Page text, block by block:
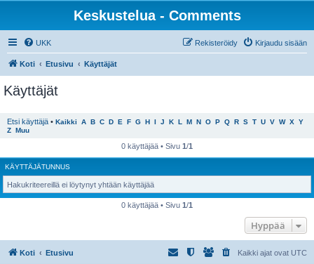
Keskustelua - Comments
UKK Kirjaudu sisään
Rekisteröidy
Koti Etusivu Käyttäjät
Käyttäjät
Etsi käyttäjä • Kaikki A B C D E F G H I J K L M N O P Q R S T U V W X Y
Z Muu
0 käyttäjää • Sivu 1/1
KÄYTTÄJÄTUNNUS
Hakukriteereillä ei löytynyt yhtään käyttäjää
0 käyttäjää • Sivu 1/1
Hyppää
Koti Etusivu Kaikki ajat ovat UTC